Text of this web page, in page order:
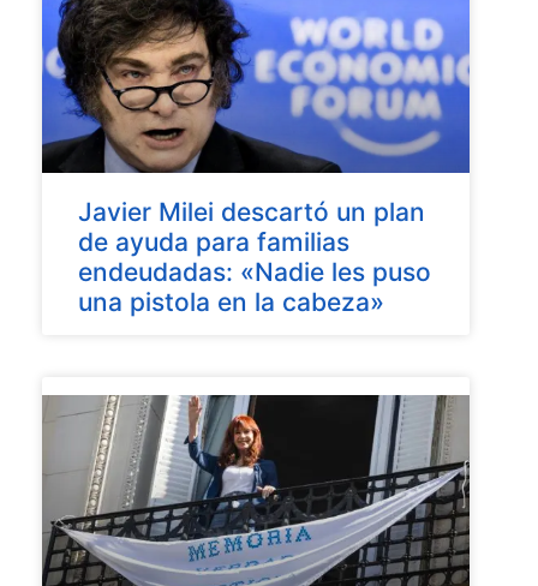
Javier Milei descartó un plan
de ayuda para familias
endeudadas: «Nadie les puso
una pistola en la cabeza»